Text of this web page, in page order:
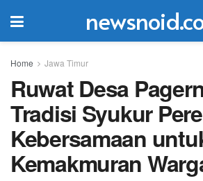
Home Jawa Timur
Ruwat Desa
Tradisi Syukur
Kebersamaan
Kemakmuran